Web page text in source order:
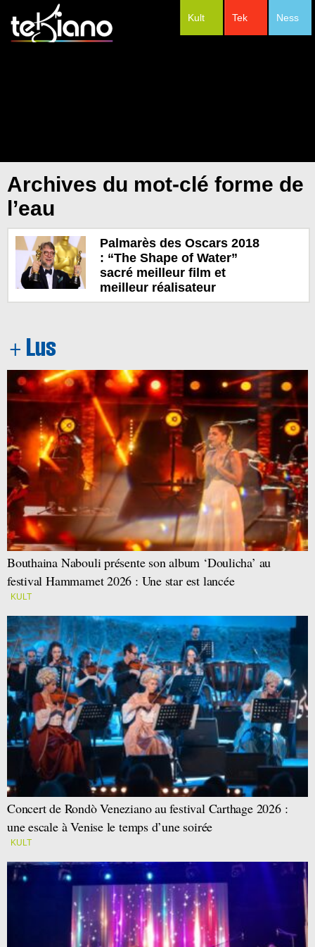
Ness
Tek
Kult
Archives du mot-clé forme de
l’eau
Palmarès des Oscars 2018
: “The Shape of Water”
sacré meilleur film et
meilleur réalisateur
Bouthaina Nabouli présente son album ‘Doulicha’ au
festival Hammamet 2026 : Une star est lancée
KULT
Concert de Rondò Veneziano au festival Carthage 2026 :
une escale à Venise le temps d’une soirée
KULT